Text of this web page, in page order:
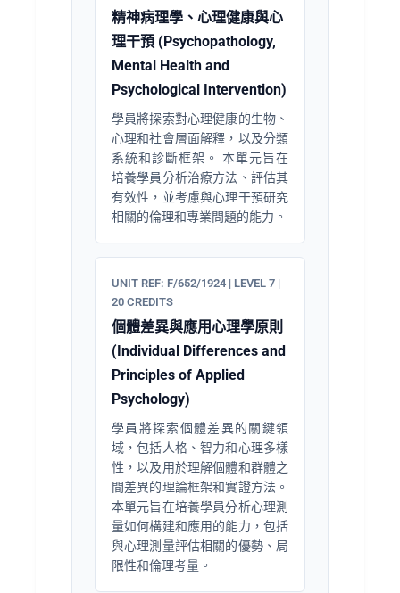
精神病理學、心理健康與心
理干預 (Psychopathology,
Mental Health and
Psychological Intervention)
學員將探索對心理健康的生物、
心理和社會層面解釋，以及分類
系統和診斷框架。 本單元旨在
培養學員分析治療方法、評估其
有效性，並考慮與心理干預研究
相關的倫理和專業問題的能力。
UNIT REF: F/652/1924 | LEVEL 7 |
20 CREDITS
個體差異與應用心理學原則
(Individual Differences and
Principles of Applied
Psychology)
學員將探索個體差異的關鍵領
域，包括人格、智力和心理多樣
性，以及用於理解個體和群體之
間差異的理論框架和實證方法。
本單元旨在培養學員分析心理測
量如何構建和應用的能力，包括
與心理測量評估相關的優勢、局
限性和倫理考量。